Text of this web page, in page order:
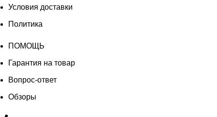
Условия доставки
Политика
ПОМОЩЬ
Гарантия на товар
Вопрос-ответ
Обзоры